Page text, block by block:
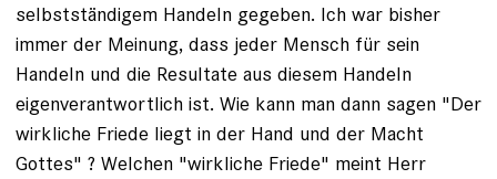
selbstständigem Handeln gegeben. Ich war bisher
immer der Meinung, dass jeder Mensch für sein
Handeln und die Resultate aus diesem Handeln
eigenverantwortlich ist. Wie kann man dann sagen "Der
wirkliche Friede liegt in der Hand und der Macht
Gottes" ? Welchen "wirkliche Friede" meint Herr